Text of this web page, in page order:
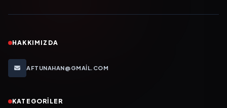
HAKKIMIZDA
AFTUNAHAN@GMAIL.COM
KATEGORILER